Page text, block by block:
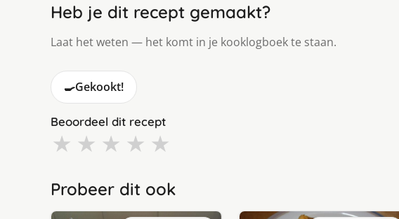
Heb je dit recept gemaakt?
Laat het weten — het komt in je kooklogboek te staan.
🍳Gekookt!
Beoordeel dit recept
★ ★ ★ ★ ★
Probeer dit ook